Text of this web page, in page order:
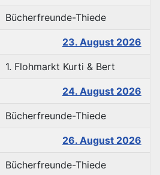
Bücherfreunde-Thiede
23. August 2026
1. Flohmarkt Kurti & Bert
24. August 2026
Bücherfreunde-Thiede
26. August 2026
Bücherfreunde-Thiede